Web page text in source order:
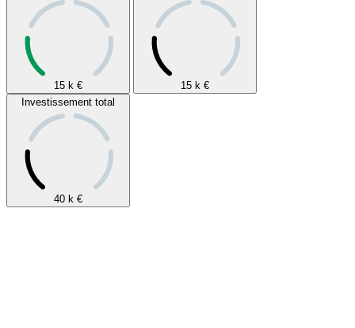
15 k € 15 k €
Investissement total
40 k €